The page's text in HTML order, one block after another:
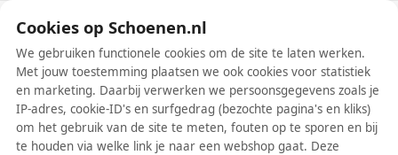
Schoenen.nl
Wis filters Alle filters
Cookies op Schoenen.nl
We gebruiken functionele cookies om de site te laten werken.
Met jouw toestemming plaatsen we ook cookies voor statistiek
en marketing. Daarbij verwerken we persoonsgegevens zoals je
IP-adres, cookie-ID's en surfgedrag (bezochte pagina's en kliks)
om het gebruik van de site te meten, fouten op te sporen en bij
te houden via welke link je naar een webshop gaat. Deze